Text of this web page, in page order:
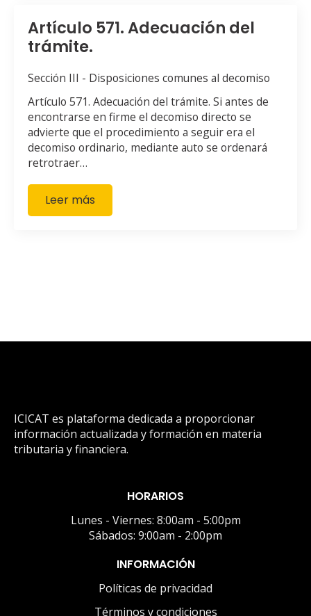
Artículo 571. Adecuación del
trámite.
Sección III - Disposiciones comunes al decomiso
Artículo 571. Adecuación del trámite. Si antes de
encontrarse en firme el decomiso directo se
advierte que el procedimiento a seguir era el
decomiso ordinario, mediante auto se ordenará
retrotraer…
Leer más
ICICAT es plataforma dedicada a proporcionar
información actualizada y formación en materia
tributaria y financiera.
HORARIOS
Lunes - Viernes: 8:00am - 5:00pm
Sábados: 9:00am - 2:00pm
INFORMACIÓN
Políticas de privacidad
Términos y condiciones